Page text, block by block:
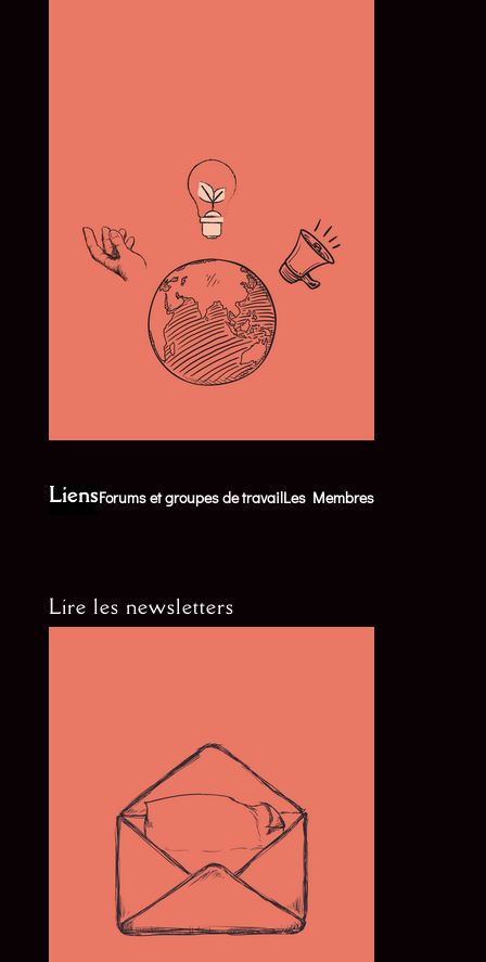
LiensForums et groupes de travailLes Membres
Lire les newsletters